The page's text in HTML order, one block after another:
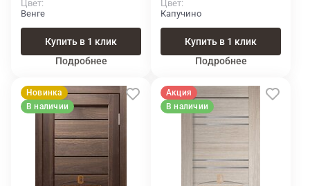
Цвет
Венге
Купить в 1 клик
Подробнее
Цвет
Капучино
Купить в 1 клик
Подробнее
Новинка
В наличии
Акция
В наличии